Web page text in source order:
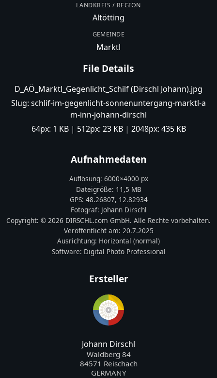
LANDKREIS / REGION
Altötting
GEMEINDE
Marktl
File Details
D_AÖ_Marktl_Gegenlicht_Schilf (Dirschl Johann).jpg
Slug: schlif-im-gegenlicht-sonnenuntergang-marktl-a
m-inn-johann-dirschl
64px: 1 KB| 512px: 23 KB| 2048px: 435 KB
Aufnahmedaten
Auflösung: 6000×4000 px
Dateigröße: 11,5 MB
GPS: 48.26807, 12.82934
Fotograf: Johann Dirschl
Copyright: © 2026 DIRSCHL.com GmbH. Alle Rechte vorbehalten.
Veröffentlicht am: 20.7.2025
Ausrichtung: Horizontal (normal)
Software: Digital Photo Professional
Ersteller
Johann Dirschl
Waldberg 84
84571 Reischach
GERMANY